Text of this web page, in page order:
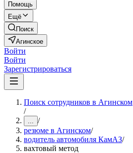
Помощь
Ещё
Поиск
Агинское
Войти
Войти
Зарегистрироваться
Поиск сотрудников в Агинском
/
... /
резюме в Агинском/
водитель автомобиля КамАЗ/
вахтовый метод